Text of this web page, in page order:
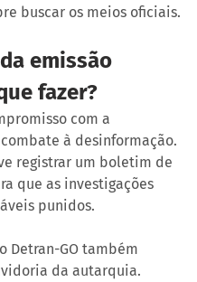
buscar os meios oficiais.
emissão
fazer?
com a
à desinformação.
registrar um boletim de
que as investigações
punidos.
Detran-GO também
da autarquia.